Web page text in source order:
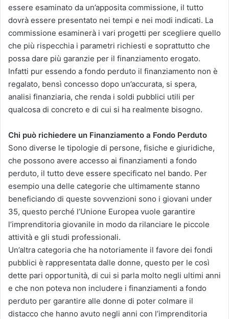
essere esaminato da un’apposita commissione, il tutto
dovrà essere presentato nei tempi e nei modi indicati. La
commissione esaminerà i vari progetti per scegliere quello
che più rispecchia i parametri richiesti e soprattutto che
possa dare più garanzie per il finanziamento erogato.
Infatti pur essendo a fondo perduto il finanziamento non è
regalato, bensì concesso dopo un’accurata, si spera,
analisi finanziaria, che renda i soldi pubblici utili per
qualcosa di concreto e di cui si ha realmente bisogno.
Chi può richiedere un Finanziamento a Fondo Perduto
Sono diverse le tipologie di persone, fisiche e giuridiche,
che possono avere accesso ai finanziamenti a fondo
perduto, il tutto deve essere specificato nel bando. Per
esempio una delle categorie che ultimamente stanno
beneficiando di queste sovvenzioni sono i giovani under
35, questo perché l’Unione Europea vuole garantire
l’imprenditoria giovanile in modo da rilanciare le piccole
attività e gli studi professionali.
Un’altra categoria che ha notoriamente il favore dei fondi
pubblici è rappresentata dalle donne, questo per le così
dette pari opportunità, di cui si parla molto negli ultimi anni
e che non poteva non includere i finanziamenti a fondo
perduto per garantire alle donne di poter colmare il
distacco che hanno avuto negli anni con l’imprenditoria